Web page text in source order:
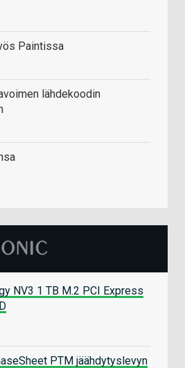
Paintissa
lähdekoodin
NV3 1 TB M.2 PCI Express
PTM jäähdytyslevyn